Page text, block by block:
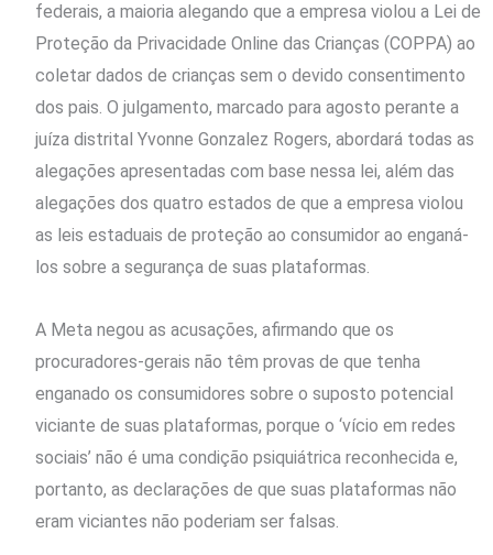
federais, a maioria alegando que ‌a empresa violou a Lei de
​Proteção ⁠da Privacidade Online das Crianças (COPPA) ao
coletar dados de crianças sem o devido consentimento
dos pais. O julgamento, marcado para agosto perante a
juíza distrital Yvonne Gonzalez Rogers, abordará todas as
alegações apresentadas com base nessa lei, além das
alegações dos quatro estados de que a empresa ​violou
as leis estaduais de proteção ao consumidor ao enganá-
los sobre a segurança de suas plataformas.
A Meta negou as acusações, afirmando que os
procuradores-gerais não têm provas de que tenha
enganado os consumidores sobre o suposto potencial
viciante de suas plataformas, porque o ‘vício em redes
sociais’ não é uma condição psiquiátrica reconhecida e,
portanto, as declarações de que suas plataformas não
eram viciantes não poderiam ser falsas.